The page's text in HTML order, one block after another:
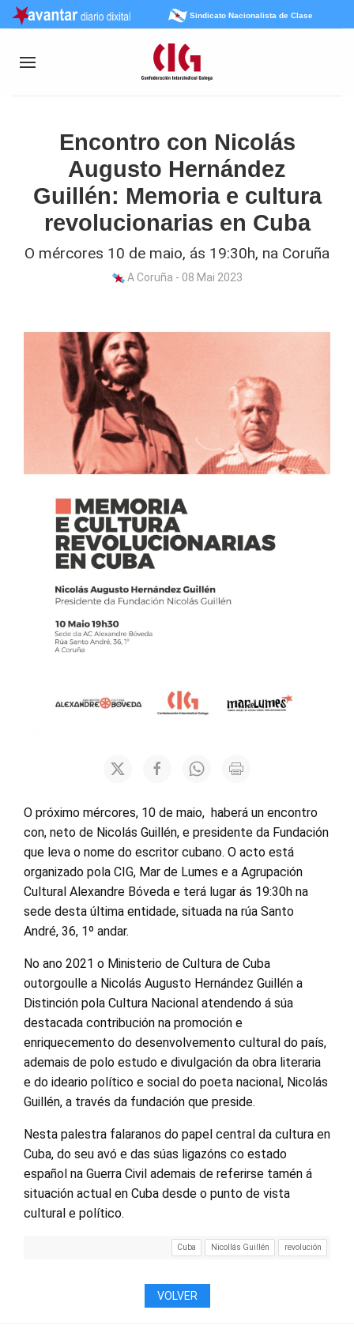
Sindicato Nacionalista de Clase
Encontro con Nicolás
Augusto Hernández
Guillén: Memoria e cultura
revolucionarias en Cuba
O mércores 10 de maio, ás 19:30h, na Coruña
A Coruña - 08 Mai 2023
O próximo mércores, 10 de maio, haberá un encontro
con, neto de Nicolás Guillén, e presidente da Fundación
que leva o nome do escritor cubano. O acto está
organizado pola CIG, Mar de Lumes e a Agrupación
Cultural Alexandre Bóveda e terá lugar ás 19:30h na
sede desta última entidade, situada na rúa Santo
André, 36, 1º andar.
No ano 2021 o Ministerio de Cultura de Cuba
outorgoulle a Nicolás Augusto Hernández Guillén a
Distinción pola Cultura Nacional atendendo á súa
destacada contribución na promoción e
enriquecemento do desenvolvemento cultural do país,
ademais de polo estudo e divulgación da obra literaria
e do ideario político e social do poeta nacional, Nicolás
Guillén, a través da fundación que preside.
Nesta palestra falaranos do papel central da cultura en
Cuba, do seu avó e das súas ligazóns co estado
español na Guerra Civil ademais de referirse tamén á
situación actual en Cuba desde o punto de vista
cultural e político.
Cuba Nicollás Guillén revolución
VOLVER